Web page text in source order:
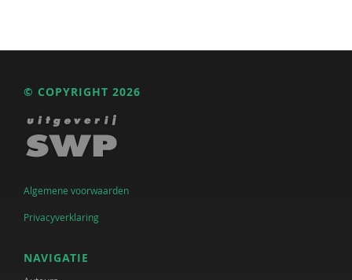
© COPYRIGHT 2026
Algemene voorwaarden
Privacyverklaring
NAVIGATIE